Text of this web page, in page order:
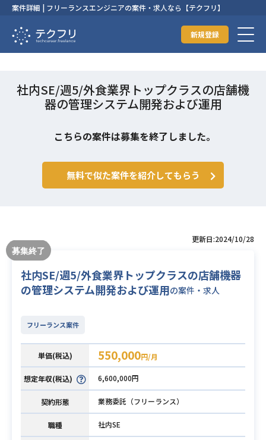
案件詳細 | フリーランスエンジニアの案件・求人なら【テクフリ】
新規登録
社内SE/週5/外食業界トップクラスの店舗機
器の管理システム開発および運用
こちらの案件は募集を終了しました。
無料で似た案件を紹介してもらう
更新日:2024/10/28
社内SE/週5/外食業界トップクラスの店舗機器
の管理システム開発および運用の案件・求人
フリーランス案件
単価(税込) 550,000円/月
想定年収(税込) 6,600,000円
契約形態 業務委託（フリーランス）
職種 社内SE